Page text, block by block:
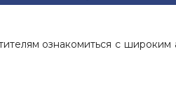
ознакомиться с широким